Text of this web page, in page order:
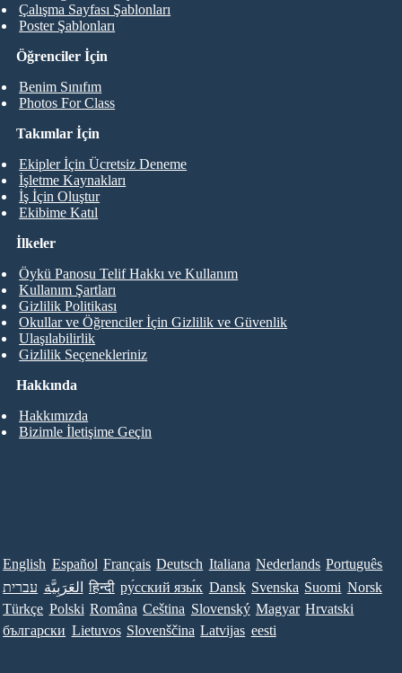
Öğrenciler İçin
Benim Sınıfım
Photos For Class
Çalışma Sayfası Şablonları
Poster Şablonları
Takımlar İçin
Ekipler İçin Ücretsiz Deneme
İşletme Kaynakları
İş İçin Oluştur
Ekibime Katıl
Hakkında
Hakkımızda
Bizimle İletişime Geçin
İlkeler
Öykü Panosu Telif Hakkı ve Kullanım
Kullanım Şartları
Gizlilik Politikası
Okullar ve Öğrenciler İçin Gizlilik ve Güvenlik
Ulaşılabilirlik
Gizlilik Seçenekleriniz
English Español Français Deutsch Italiana Nederlands Português
עברית العَرَبِيَّة हिन्दी ру́сский язы́к Dansk Svenska Suomi Norsk
Türkçe Polski Româna Ceština Slovenský Magyar Hrvatski
български Lietuvos Slovenščina Latvijas eesti